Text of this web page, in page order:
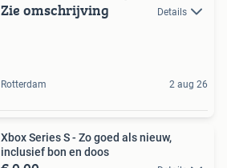
Zie omschrijving Details
Rotterdam 2 aug 26
Xbox Series S - Zo goed als nieuw,
inclusief bon en doos